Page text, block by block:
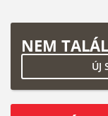
NEM
ÚJ